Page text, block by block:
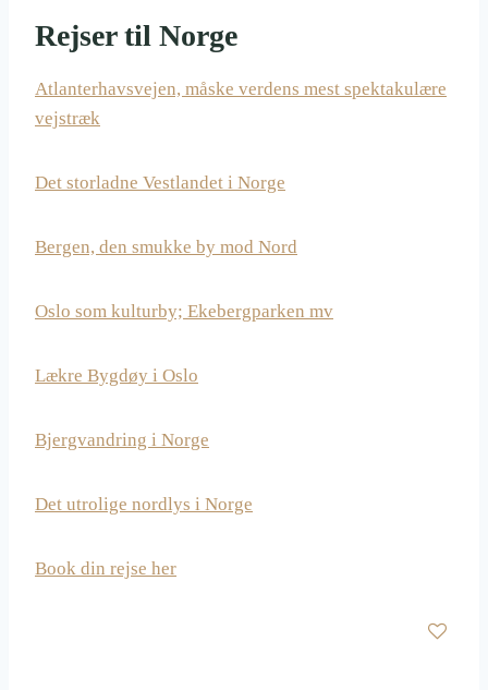
Rejser til Norge
Atlanterhavsvejen, måske verdens mest spektakulære
vejstræk
Det storladne Vestlandet i Norge
Bergen, den smukke by mod Nord
Oslo som kulturby; Ekebergparken mv
Lækre Bygdøy i Oslo
Bjergvandring i Norge
Det utrolige nordlys i Norge
Book din rejse her